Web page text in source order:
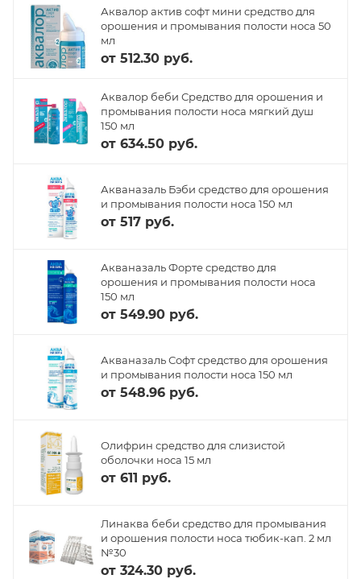
Аквалор актив софт мини средство для
орошения и промывания полости носа 50
мл
от 512.30 руб.
Аквалор беби Средство для орошения и
промывания полости носа мягкий душ
150 мл
от 634.50 руб.
Акваназаль Бэби средство для орошения
и промывания полости носа 150 мл
от 517 руб.
Акваназаль Форте средство для
орошения и промывания полости носа
150 мл
от 549.90 руб.
Акваназаль Софт средство для орошения
и промывания полости носа 150 мл
от 548.96 руб.
Олифрин средство для слизистой
оболочки носа 15 мл
от 611 руб.
Линаква беби средство для промывания
и орошения полости носа тюбик-кап. 2 мл
№30
от 324.30 руб.